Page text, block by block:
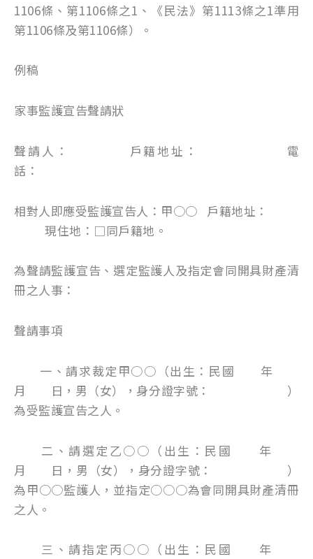
1106條、第1106條之1、《民法》第1113條之1準用
第1106條及第1106條）。
例稿
家事監護宣告聲請狀
聲請人： 戶籍地址： 電
話：
相對人即應受監護宣告人：甲○○ 戶籍地址：
現住地：□同戶籍地。
為聲請監護宣告、選定監護人及指定會同開具財產清
冊之人事：
聲請事項
一、請求裁定甲○○（出生：民國 年
月 日，男（女），身分證字號： ）
為受監護宣告之人。
二、請選定乙○○（出生：民國 年
月 日，男（女），身分證字號： ）
為甲○○監護人，並指定○○○為會同開具財產清冊
之人。
三、請指定丙○○（出生：民國 年